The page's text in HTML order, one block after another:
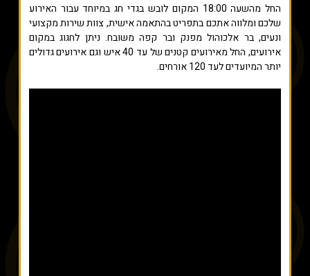
החל מהשעה 18:00 המקום לובש בגדי חג במיוחד עבור האירוע
שלכם ומלווה אתכם בתפריט בהתאמה אישית, צוות שירות מקצועי
ונעים, בר אלכוהול מפנק ובר קפה משובח. ניתן לחגוג במקום
אירועים, החל מאירועים קטנים של עד 40 איש וגם אירועים גדולים
יותר המיועדים לעד 120 אורחים.